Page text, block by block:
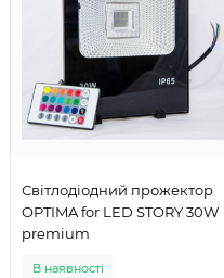
Світлодіодний прожектор
OPTIMA for LED STORY 30W
premium
В наявності